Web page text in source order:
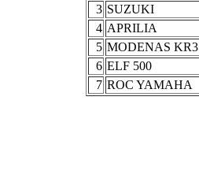
3 SUZUKI
4 APRILIA
5 MODENAS KR3
6 ELF 500
7 ROC YAMAHA